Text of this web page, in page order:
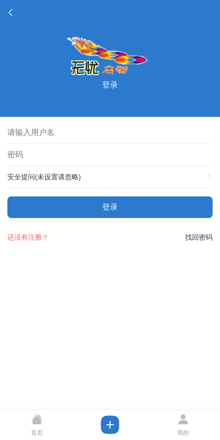
登录
安全提问(未设置请忽略)
登录
找回密码
还没有注册？
首页 我的